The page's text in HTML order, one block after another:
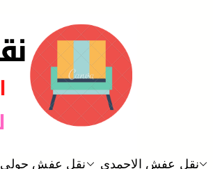
نقل عفش الاحمدي نقل عفش حولي